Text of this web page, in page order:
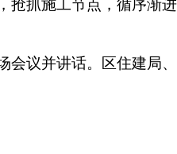
抓施工节点，循序渐
议并讲话。区住建局